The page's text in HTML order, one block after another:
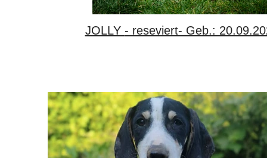
JOLLY - reseviert- Geb.: